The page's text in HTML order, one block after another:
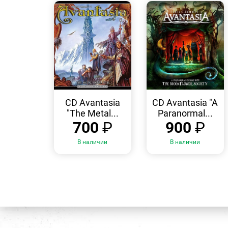
ПРОСМОТР
CD Avantasia
"The Metal...
700 ₽
В наличии
ПРОСМОТР
CD Avantasia "A
Paranormal...
900 ₽
В наличии